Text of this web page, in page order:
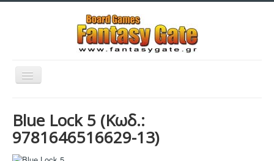
Εναλλαγή
πλοήγησης
Blue Lock 5 (Κωδ.:
9781646516629-13)